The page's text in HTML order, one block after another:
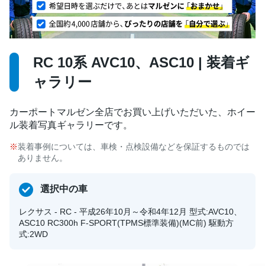
RC 10系 AVC10、ASC10 | 装着ギ
ャラリー
カーポートマルゼン全店でお買い上げいただいた、ホイー
ル装着写真ギャラリーです。
装着事例については、車検・点検設備などを保証するものでは
ありません。
選択中の車
レクサス - RC - 平成26年10月～令和4年12月 型式:AVC10、
ASC10 RC300h F-SPORT(TPMS標準装備)(MC前) 駆動方
式:2WD